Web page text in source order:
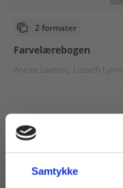
Samtykke
2 formater
Farvelærebogen
Anette Lødsen Lisbeth
Fra
59,00 KR.